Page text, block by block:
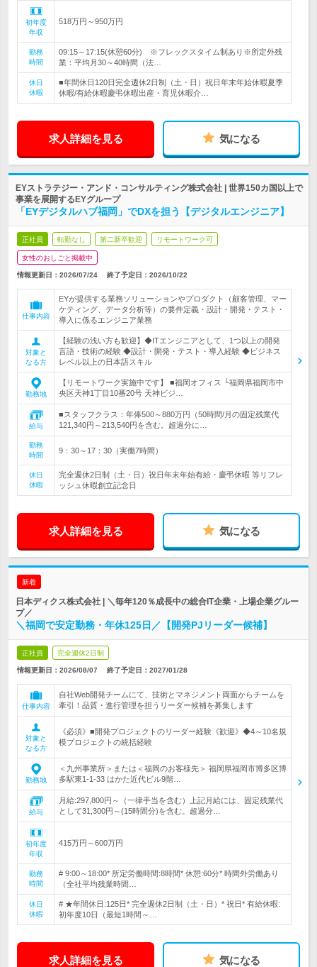
初年度
年収
518万円～950万円
勤務
時間
09:15～17:15(休憩60分) ※フレックスタイム制あり※所定外残
業：平均月30～40時間（法…
休日
休暇
■年間休日120日完全週休2日制（土・日）祝日年末年始休暇夏季
休暇/有給休暇慶弔休暇出産・育児休暇介…
求人詳細を見る 気になる
EYストラテジー・アンド・コンサルティング株式会社 | 世界150カ国以上で
事業を展開するEYグループ
「EYデジタルハブ福岡」でDXを担う【デジタルエンジニア】
正社員 転勤なし 第二新卒歓迎 リモートワーク可
女性のおしごと掲載中
情報更新日：2026/07/24 終了予定日： 2026/10/22
仕事内容
EYが提供する業務ソリューションやプロダクト（顧客管理、マー
ケティング、データ分析等）の要件定義・設計・開発・テスト・
導入に係るエンジニア業務
対象と
なる方
【経験の浅い方も歓迎】◆ITエンジニアとして、1つ以上の開発
言語・技術の経験 ◆設計・開発・テスト・導入経験 ◆ビジネス
レベル以上の日本語スキル
勤務地
【リモートワーク実施中です】 ■福岡オフィス └福岡県福岡市中
央区天神1丁目10番20号 天神ビジ…
給与
■スタッフクラス：年俸500～880万円（50時間/月の固定残業代
121,340円～213,540円を含む。超過分に…
勤務
時間
9：30～17：30（実働7時間）
休日
休暇
完全週休2日制（土・日）祝日年末年始有給・慶弔休暇 等リフレ
ッシュ休暇創立記念日
求人詳細を見る 気になる
新着
日本ディクス株式会社 | ＼毎年120％成長中の総合IT企業・上場企業グルー
プ／
＼福岡で安定勤務・年休125日／【開発PJリーダー候補】
正社員 完全週休2日制
情報更新日：2026/08/07 終了予定日： 2027/01/28
仕事内容
自社Web開発チームにて、技術とマネジメント両面からチームを
牽引！品質・進行管理を担うリーダー候補を募集します
対象と
なる方
《必須》■開発プロジェクトのリーダー経験《歓迎》◆4～10名規
模プロジェクトの統括経験
勤務地
＜九州事業所＞または＜福岡のお客様先＞ 福岡県福岡市博多区博
多駅東1-1-33 はかた近代ビル9階…
給与
月給:297,800円～（一律手当を含む）上記月給には、固定残業代
として31,300円～(15時間分)を含む。超過分…
初年度
年収
415万円～600万円
勤務
時間
# 9:00～18:00* 所定労働時間:8時間* 休憩:60分* 時間外労働あり
（全社平均残業時間…
休日
休暇
# ★年間休日:125日* 完全週休2日制（土・日）* 祝日* 有給休暇:
初年度10日（最短1時間～…
求人詳細を見る 気になる